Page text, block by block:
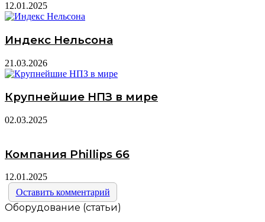
12.01.2025
Индекс Нельсона
21.03.2026
Крупнейшие НПЗ в мире
02.03.2025
Компания Phillips 66
12.01.2025
Оставить комментарий
Оборудование (статьи)